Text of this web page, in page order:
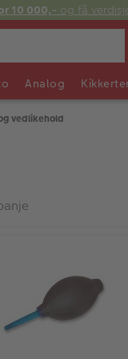
10 000,- og få
Analog
vedlikehold